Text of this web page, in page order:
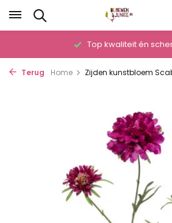
Top kwaliteit én
Terug Home Zijden kunstbloem